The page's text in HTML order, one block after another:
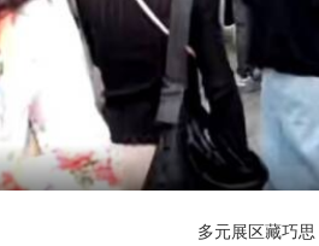
多元展区藏巧